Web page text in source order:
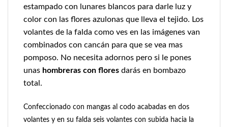
estampado con lunares blancos para darle luz y
color con las flores azulonas que lleva el tejido. Los
volantes de la falda como ves en las imágenes van
combinados con cancán para que se vea mas
pomposo. No necesita adornos pero si le pones
unas hombreras con flores darás en bombazo
total.
Confeccionado con mangas al codo acabadas en dos
volantes y en su falda seis volantes con subida hacia la